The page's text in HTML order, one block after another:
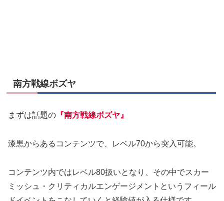
南方戦線ボズヤ
まずは話題の 『南方戦線ボズヤ』
漆黒からあるコンテンツで、レベル70から突入可能。
コンテンツ内ではレベル80扱いとなり、その中でスカー
ミッシュ・クリティカルエンゲージメントというフィール